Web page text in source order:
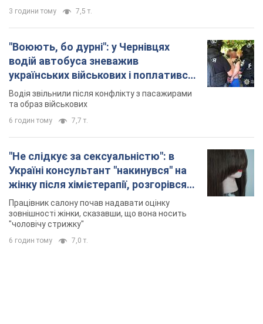
3 години тому 7,5 т.
"Воюють, бо дурні": у Чернівцях
водій автобуса зневажив
українських військових і поплатився.
Відео
Водія звільнили після конфлікту з пасажирами
та образ військових
6 годин тому 7,7 т.
"Не слідкує за сексуальністю": в
Україні консультант "накинувся" на
жінку після хімієтерапії, розгорівся
скандал. Фото
Працівник салону почав надавати оцінку
зовнішності жінки, сказавши, що вона носить
"чоловічу стрижку"
6 годин тому 7,0 т.